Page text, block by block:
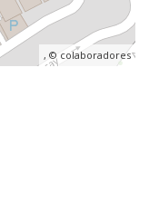
, © colaboradores